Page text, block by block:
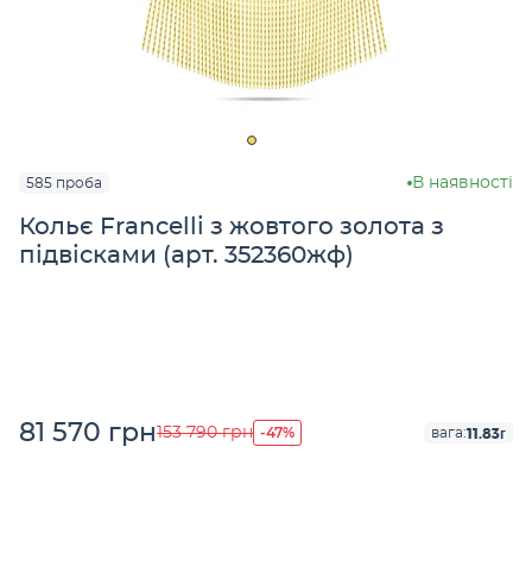
585 проба В наявності
Кольє Francelli з жовтого золота з
підвісками (арт. 352360жф)
81 570 грн153 790 грн -47% вага:11.83г